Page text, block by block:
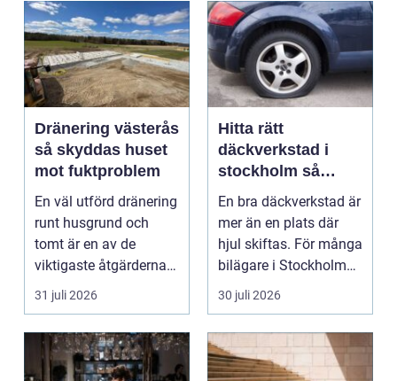
Dränering västerås
så skyddas huset
mot fuktproblem
En väl utförd dränering
runt husgrund och
tomt är en av de
viktigaste åtgärderna
för att undvika fuk...
31 juli 2026
Hitta rätt
däckverkstad i
stockholm så
väljer du tryggt
och smart
En bra däckverkstad är
mer än en plats där
hjul skiftas. För många
bilägare i Stockholm
handlar vale...
30 juli 2026